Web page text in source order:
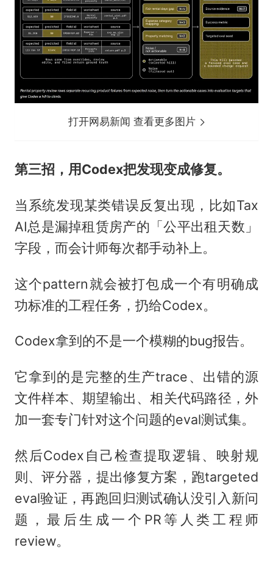
打开网易新闻 查看更多图片
第三招，用Codex把发现变成修复。
当系统发现某类错误反复出现，比如Tax
AI总是漏掉租赁房产的「公平出租天数」
字段，而会计师每次都手动补上。
这个pattern就会被打包成一个有明确成
功标准的工程任务，扔给Codex。
Codex拿到的不是一个模糊的bug报告。
它拿到的是完整的生产trace、出错的源
文件样本、期望输出、相关代码路径，外
加一套专门针对这个问题的eval测试集。
然后Codex自己检查提取逻辑、映射规
则、评分器，提出修复方案，跑targeted
eval验证，再跑回归测试确认没引入新问
题，最后生成一个PR等人类工程师
review。